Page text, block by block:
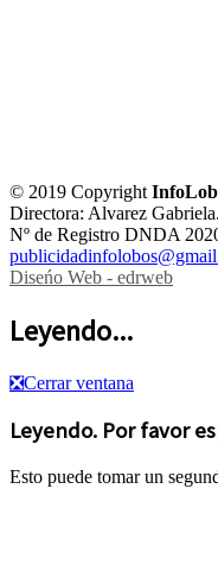
© 2019 Copyright
Directora: Alvarez
Nº de Registro DNDA
Diseńo Web - edrweb
Leyendo...
❎Cerrar ventana
Leyendo. Por favor
Esto puede tomar un